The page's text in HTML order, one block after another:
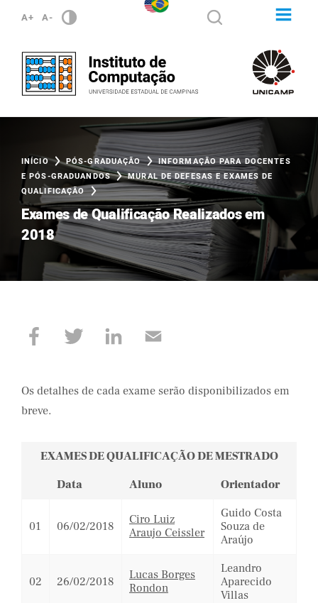
A+ A-
INÍCIO PÓS-GRADUAÇÃO
INFORMAÇÃO PARA DOCENTES
E PÓS-GRADUANDOS
MURAL DE DEFESAS E EXAMES DE
QUALIFICAÇÃO
Exames de Qualificação Realizados em
2018
Os detalhes de cada exame serão disponibilizados em
breve.
EXAMES DE QUALIFICAÇÃO DE MESTRADO
Data
Aluno Orientador
01 06/02/2018
Ciro Luiz
Araujo Ceissler
Guido Costa
Souza de
Araújo
02 26/02/2018
Lucas Borges
Rondon
Leandro
Aparecido
Villas